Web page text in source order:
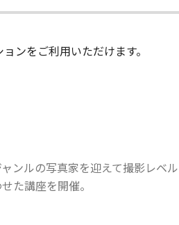
ンをご利用いただけます。
ンルの写真家を迎えて撮影レベル
た講座を開催。